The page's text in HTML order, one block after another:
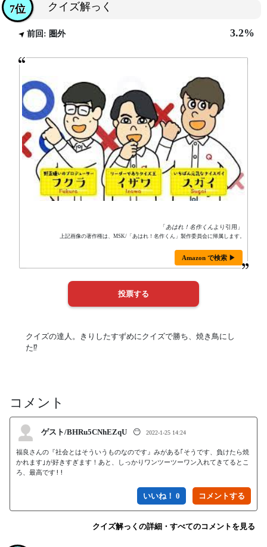
クイズ解っく
7位
前回: 圏外 3.2%
「あはれ！名作くん より引用」
上記画像の著作権は、MSK/「あはれ！名作くん」製作委員会に帰属します。
Amazon で検索 ▶
クイズの達人。きりしたすずめにクイズで勝ち、焼き鳥にし
た⁉︎
コメント
ゲスト/BHRu5CNhEZqU 😶 2022-1-25 14:24
福良さんの『社会とはそういうものなのです』みがある｢そうです、負けたら焼
かれます｣が好きすぎます！あと、しっかりワンツーツーワン入れてきてるとこ
ろ、最高です!!
いいね！ 0
クイズ解っくの詳細・すべてのコメントを見る